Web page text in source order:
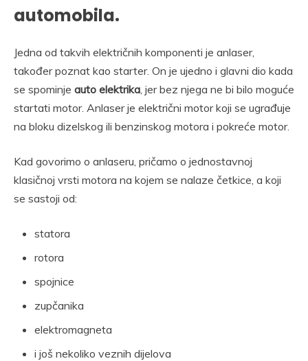
automobila.
Jedna od takvih električnih komponenti je anlaser,
također poznat kao starter. On je ujedno i glavni dio kada
se spominje auto elektrika , jer bez njega ne bi bilo moguće
startati motor. Anlaser je električni motor koji se ugrađuje
na bloku dizelskog ili benzinskog motora i pokreće motor.
Kad govorimo o anlaseru, pričamo o jednostavnoj
klasičnoj vrsti motora na kojem se nalaze četkice, a koji
se sastoji od:
statora
rotora
spojnice
zupčanika
elektromagneta
i još nekoliko veznih dijelova